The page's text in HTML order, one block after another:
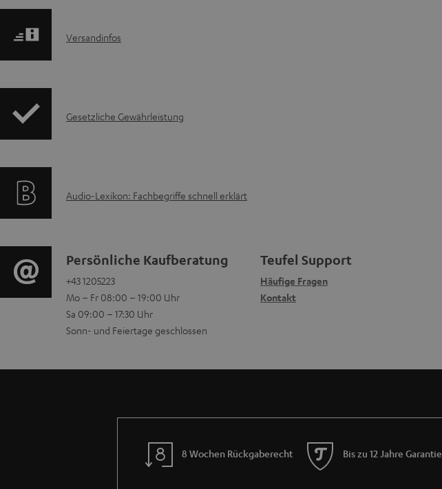
d
t
Q
I
o
a
i
o
n
n
Versandinfos
I
o
m
a
t
i
o
Gesetzliche Gewährleistung
A
d
i
o
-
L
Audio-Lexikon: Fachbegriffe schnell erklärt
K
o
n
a
Persönliche Kaufberatung
+43 1205223
Mo – Fr 08:00 – 19:00 Uhr
Sa 09:00 – 17:30 Uhr
Sonn- und Feiertage geschlossen
Teufel Support
Häufige Fragen
Kontakt
8 Wochen Rückgaberecht Bis zu 12 Jahre Garantie